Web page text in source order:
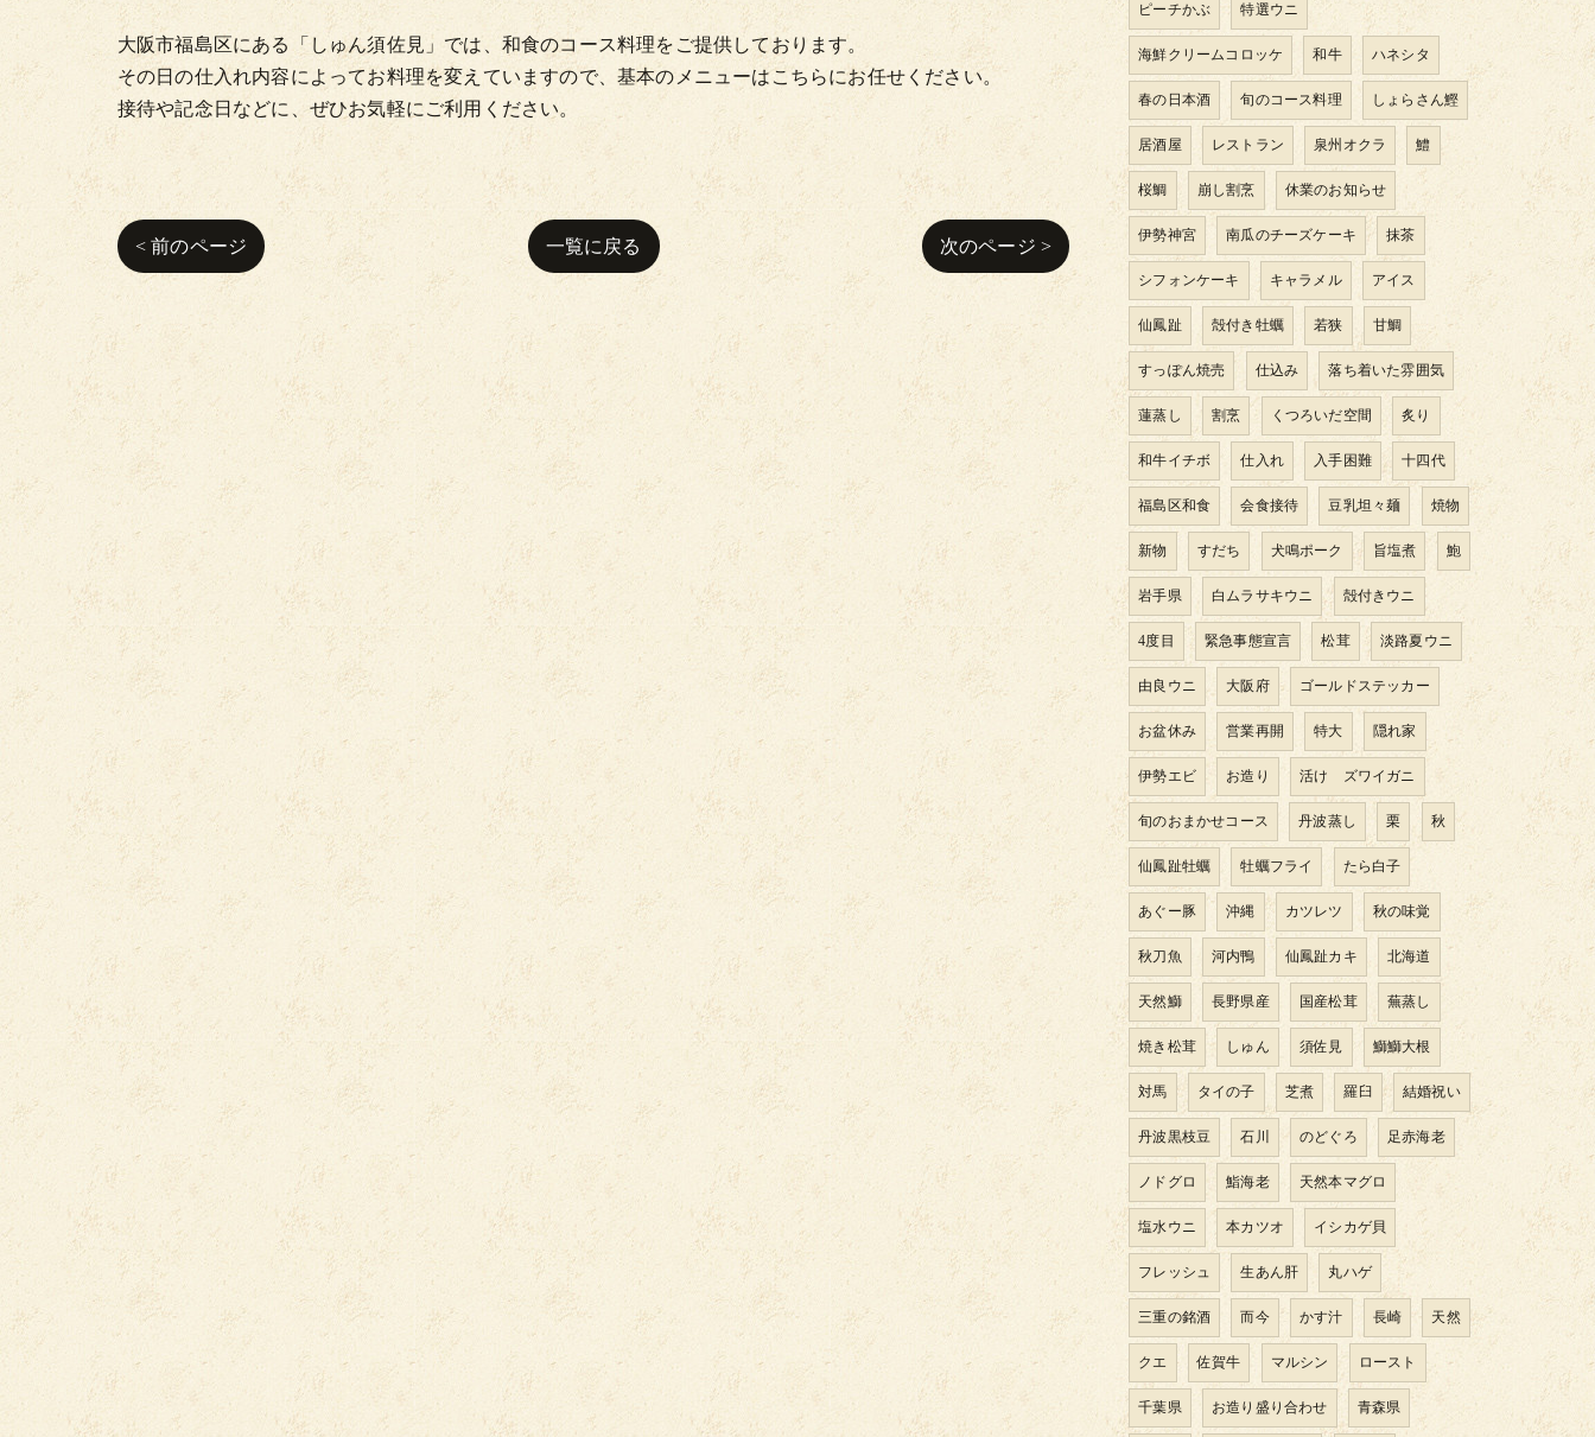
大阪市福島区にある「しゅん須佐見」では、和食のコース料理をご提供しております。
その日の仕入れ内容によってお料理を変えていますので、基本のメニューはこちらにお任せください。
接待や記念日などに、ぜひお気軽にご利用ください。
< 前のページ 一覧に戻る 次のページ >
ピーチかぶ 特選ウニ
海鮮クリームコロッケ 和牛 ハネシタ
春の日本酒 旬のコース料理 しょらさん鰹
居酒屋 レストラン 泉州オクラ 鱧
桜鯛 崩し割烹 休業のお知らせ
伊勢神宮 南瓜のチーズケーキ 抹茶
シフォンケーキ キャラメル アイス
仙鳳趾 殻付き牡蠣 若狭 甘鯛
すっぽん焼売 仕込み 落ち着いた雰囲気
蓮蒸し 割烹 くつろいだ空間 炙り
和牛イチボ 仕入れ 入手困難 十四代
福島区和食 会食接待 豆乳坦々麺 焼物
新物 すだち 犬鳴ポーク 旨塩煮 鮑
岩手県 白ムラサキウニ 殻付きウニ
4度目 緊急事態宣言 松茸 淡路夏ウニ
由良ウニ 大阪府 ゴールドステッカー
お盆休み 営業再開 特大 隠れ家
伊勢エビ お造り 活け ズワイガニ
旬のおまかせコース 丹波蒸し 栗 秋
仙鳳趾牡蠣 牡蠣フライ たら白子
あぐー豚 沖縄 カツレツ 秋の味覚
秋刀魚 河内鴨 仙鳳趾カキ 北海道
天然鰤 長野県産 国産松茸 蕪蒸し
焼き松茸 しゅん 須佐見 鰤鰤大根
対馬 タイの子 芝煮 羅臼 結婚祝い
丹波黒枝豆 石川 のどぐろ 足赤海老
ノドグロ 鮨海老 天然本マグロ
塩水ウニ 本カツオ イシカゲ貝
フレッシュ 生あん肝 丸ハゲ
三重の銘酒 而今 かす汁 長崎 天然
クエ 佐賀牛 マルシン ロースト
千葉県 お造り盛り合わせ 青森県